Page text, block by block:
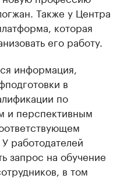
Также у Центра
которая
его работу.
информация,
в
по
и перспективным
работодателей
запрос на обучение
в том